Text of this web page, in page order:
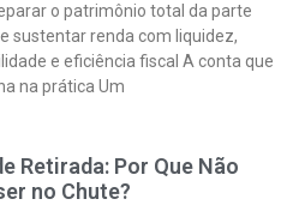
o patrimônio total da parte
sustentar renda com liquidez,
e eficiência fiscal A conta que
na prática Um
Retirada: Por Que Não
no Chute?